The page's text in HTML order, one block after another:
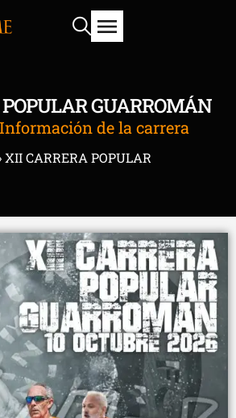
GUARROMÁN
de la carrera
XII CARRERA POPULAR